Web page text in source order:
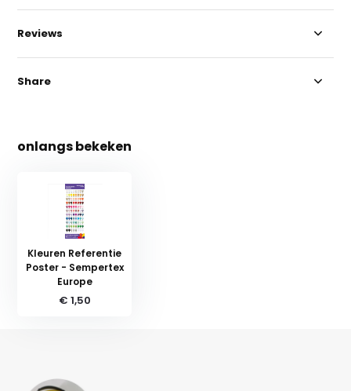
Reviews
Share
onlangs bekeken
Kleuren Referentie
Poster - Sempertex
Europe
€ 1,50